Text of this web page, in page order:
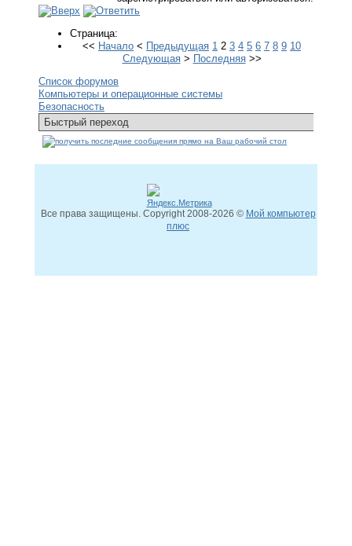
Страница:
<< Начало < Предыдущая 1 2 3 4 5 6 7 8 9 10
Следующая> Последняя>>
Список форумов
Компьютеры и операционные системы
Безопасность
Все права защищены. Copyright2008-2026 © Мой компьютер
плюс